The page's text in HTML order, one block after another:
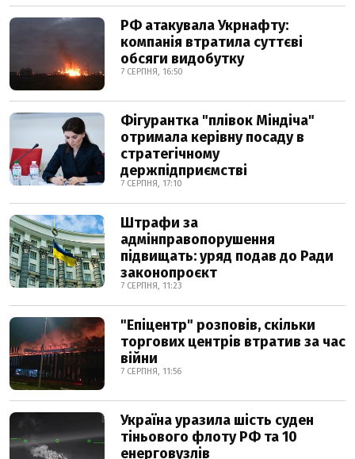
РФ атакувала Укрнафту:
компанія втратила суттєві
обсяги видобутку
7 СЕРПНЯ, 16:50
Фігурантка "плівок Міндіча"
отримала керівну посаду в
стратегічному
держпідприємстві
7 СЕРПНЯ, 17:10
Штрафи за
адмінправопорушення
підвищать: уряд подав до Ради
законопроєкт
7 СЕРПНЯ, 11:23
"Епіцентр" розповів, скільки
торгових центрів втратив за час
війни
7 СЕРПНЯ, 11:56
Україна уразила шість суден
тіньового флоту РФ та 10
енерговузлів